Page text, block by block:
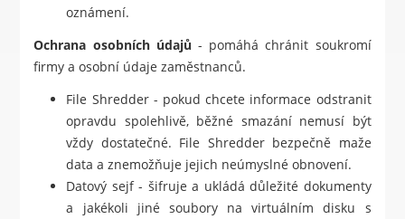
oznámení.
Ochrana osobních údajů - pomáhá chránit soukromí
firmy a osobní údaje zaměstnanců.
File Shredder - pokud chcete informace odstranit
opravdu spolehlivě, běžné smazání nemusí být
vždy dostatečné. File Shredder bezpečně maže
data a znemožňuje jejich neúmyslné obnovení.
Datový sejf - šifruje a ukládá důležité dokumenty
a jakékoli jiné soubory na virtuálním disku s